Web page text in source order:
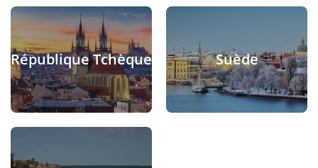
République Tchèque Suède